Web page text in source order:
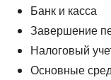
Банк и касса
Завершение
Налоговый
Основные